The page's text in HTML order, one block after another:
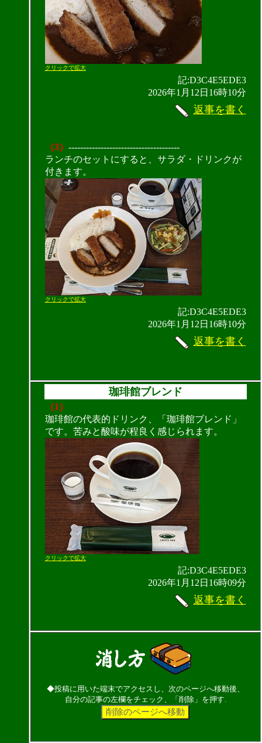
クリックで拡大
記:D3C4E5EDE3
2026年1月12日16時10分
返事を書く
（3） --------------------------------------
ランチのセットにすると、サラダ・ドリンクが
付きます。
クリックで拡大
記:D3C4E5EDE3
2026年1月12日16時10分
返事を書く
珈琲館ブレンド
（1）
珈琲館の代表的ドリンク、「珈琲館ブレンド」
です。苦みと酸味が程良く感じられます。
クリックで拡大
記:D3C4E5EDE3
2026年1月12日16時09分
返事を書く
◆投稿に用いた端末でアクセスし、次のページへ移動後、
自分の記事の左欄をチェック、「削除」を押す.